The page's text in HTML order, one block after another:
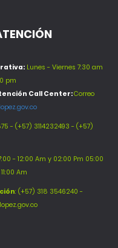
Lunes - Viernes 7:30 am
pm
Call Center:Correo
- (+57) 3114232493 - (+57)
- 12:00 Am y 02:00 Pm 05:00
Am
: (+57) 318 3546240 -